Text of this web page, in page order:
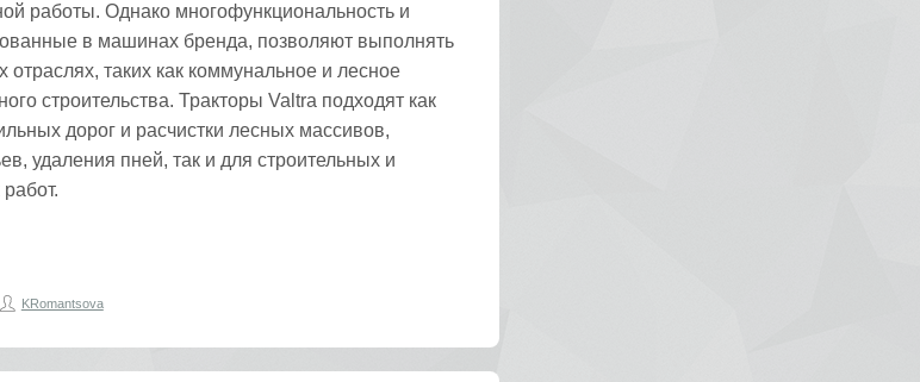
работы. Однако многофункциональность и
в машинах бренда, позволяют выполнять
отраслях, таких как коммунальное и лесное
строительства. Тракторы Valtra подходят как
дорог и расчистки лесных массивов,
удаления пней, так и для строительных и
KRomantsova